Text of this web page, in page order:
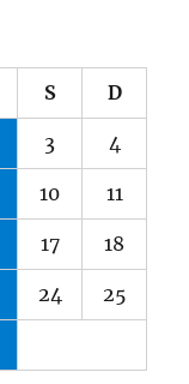
S D
3 4
10 11
17 18
24 25